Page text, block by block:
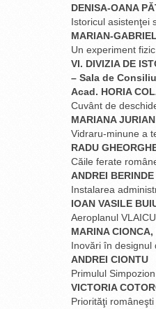
DENISA-OANA
Istoricul asistenţei
MARIAN-
Un experiment
VI. DIVIZIA DE
– Sala de
Acad. HORIA
Cuvânt de
MARIANA JURIAN
Vidraru-minune a
RADU
Căile ferate
ANDREI BERINDE
Instalarea
IOAN VASILE
Aeroplanul
MARINA
Inovări în designul
ANDREI CIONTU
Primulul
VICTORIA
Priorităţi